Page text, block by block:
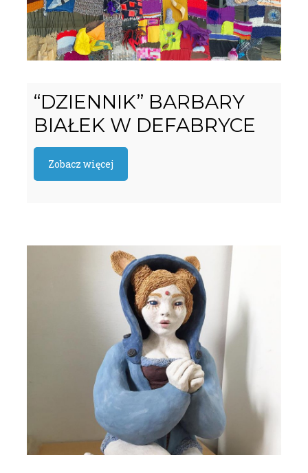
“DZIENNIK” BARBARY
BIAŁEK W DEFABRYCE
Zobacz więcej